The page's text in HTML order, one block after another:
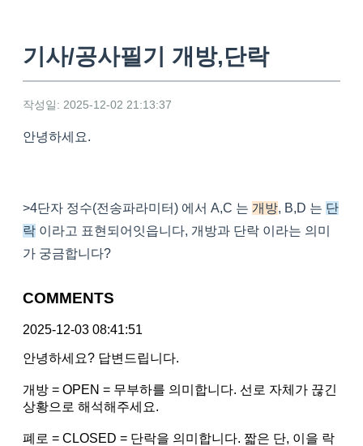
기사/공사필기 개방,단락
작성일: 2025-12-02 21:13:37
안녕하세요.
>4단자 정수(전송파라미터) 에서 A,C 는 개방, B,D 는 단
락 이라고 표현되어잇읍니다, 개방과 단락 이라는 의미
가 궁금합니다?
COMMENTS
2025-12-03 08:41:51
안녕하세요? 답변드립니다.
개방 = OPEN = 무부하를 의미합니다. 선로 자체가 끊긴
상황으로 해석해주세요.
폐로 = CLOSED = 단락을 의미합니다. 짧은 단, 이을 락